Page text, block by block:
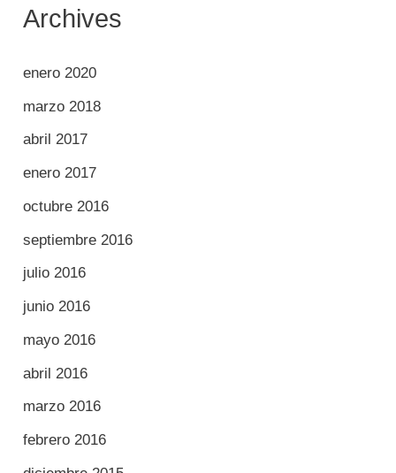
Archives
enero 2020
marzo 2018
abril 2017
enero 2017
octubre 2016
septiembre 2016
julio 2016
junio 2016
mayo 2016
abril 2016
marzo 2016
febrero 2016